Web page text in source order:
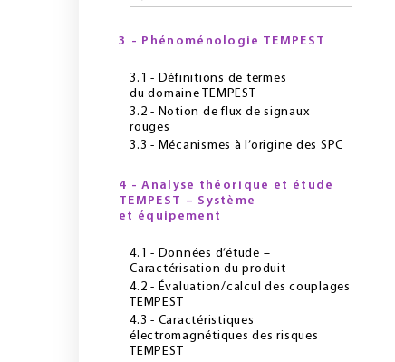
3 - Phénoménologie TEMPEST
3.1 - Définitions de termes
du domaine TEMPEST
3.2 - Notion de flux de signaux
rouges
3.3 - Mécanismes à l’origine des SPC
4 - Analyse théorique et étude
TEMPEST – Système
et équipement
4.1 - Données d’étude –
Caractérisation du produit
4.2 - Évaluation/calcul des couplages
TEMPEST
4.3 - Caractéristiques
électromagnétiques des risques
TEMPEST